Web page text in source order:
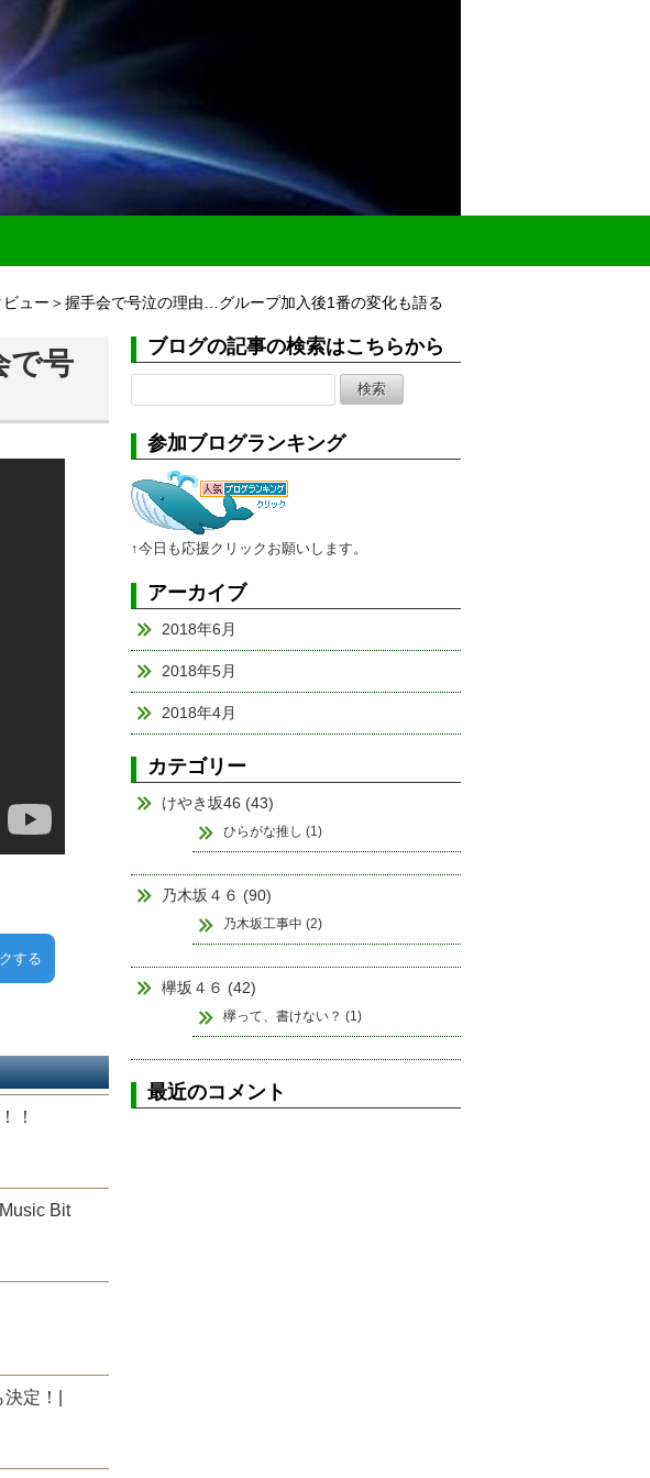
ュー＞握手会で号泣の理由…グループ加入後1番の変化も語る
で号
する
！
Bit
定！|
ブログの記事の検索はこちらから
索:
参加ブログランキング
↑今日も応援クリックお願いします。
アーカイブ
2018年6月
2018年5月
2018年4月
カテゴリー
けやき坂46 (43)
ひらがな推し (1)
乃木坂４６ (90)
乃木坂工事中 (2)
欅坂４６ (42)
欅って、書けない？ (1)
最近のコメント